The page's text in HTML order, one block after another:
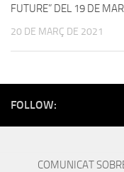
FUTURE” DEL 19 DE
20 DE MARÇ DE 2021
FOLLOW:
COMUNICAT